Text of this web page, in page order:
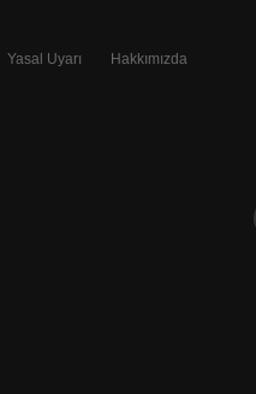
Yasal Uyarı Hakkımızda